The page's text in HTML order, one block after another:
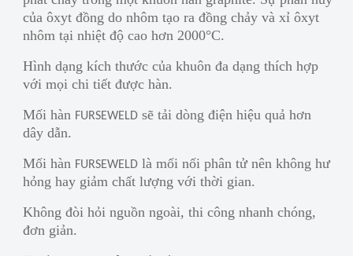
của ôxyt đồng do nhôm tạo ra đồng chảy và xỉ ôxyt
nhôm tại nhiệt độ cao hơn 2000°C.
Hình dạng kích thước của khuôn đa dạng thích hợp
với mọi chi tiết được hàn.
Mối hàn FURSEWELD sẽ tải dòng điện hiệu quả hơn
dây dẫn.
Mối hàn FURSEWELD là mối nối phân tử nên không hư
hỏng hay giảm chất lượng với thời gian.
Không đòi hỏi nguồn ngoài, thi công nhanh chóng,
đơn giản.